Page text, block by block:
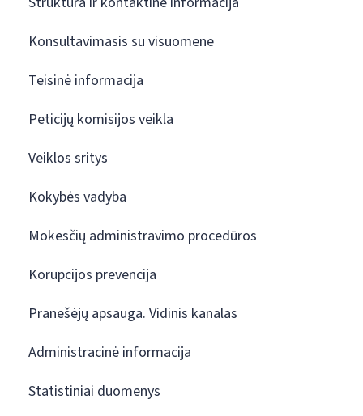
Konsultavimasis su visuomene
Teisinė informacija
Peticijų komisijos veikla
Veiklos sritys
Kokybės vadyba
Mokesčių administravimo procedūros
Korupcijos prevencija
Pranešėjų apsauga. Vidinis kanalas
Administracinė informacija
Statistiniai duomenys